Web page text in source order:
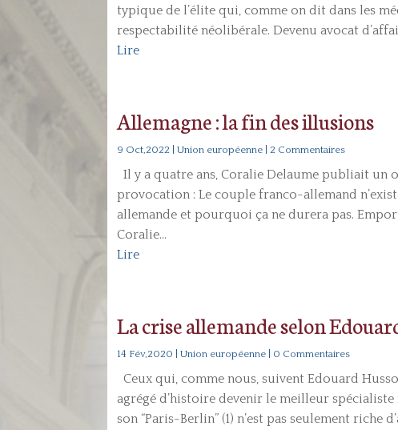
typique de l’élite qui, comme on dit dans les
respectabilité néolibérale. Devenu avocat
Lire
Allemagne : la fin des illusions
9 Oct,2022 |Union européenne | 2 Commentaires
Il y a quatre ans, Coralie Delaume publiait un
provocation : Le couple franco-allemand
allemande et pourquoi ça ne durera pas.
Coralie...
Lire
La crise allemande selon
14 Fév,2020 |Union européenne | 0 Commentaires
Ceux qui, comme nous, suivent Edouard
agrégé d’histoire devenir le meilleur spécialiste
son “Paris-Berlin” (1) n’est pas seulement riche